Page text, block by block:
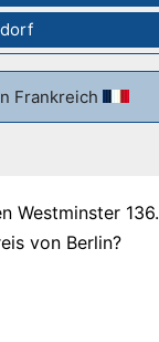
Frankreich
Westminster 136.
von Berlin?